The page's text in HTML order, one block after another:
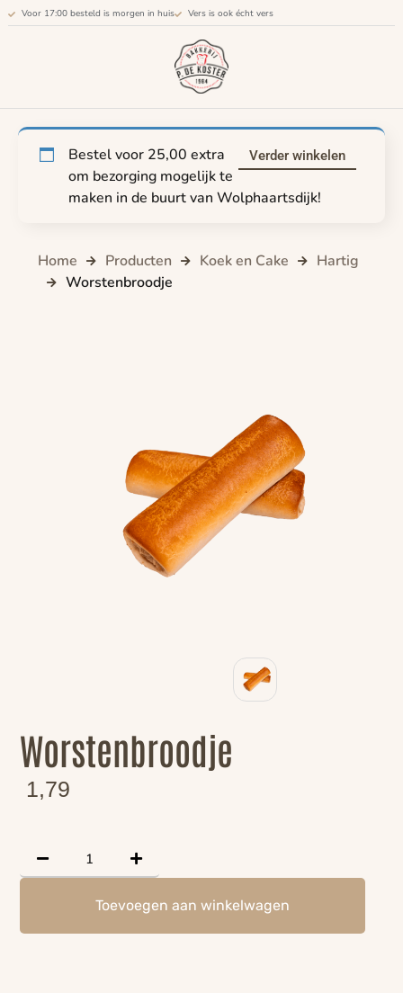
Voor 17:00 besteld is morgen in huis Vers is ook écht vers
Verder winkelen
Bestel voor 25,00 extra
om bezorging mogelijk te
maken in de buurt van Wolphaartsdijk!
Home Producten Koek en Cake
Hartig
Worstenbroodje
Worstenbroodje
1,79
Toevoegen aan winkelwagen